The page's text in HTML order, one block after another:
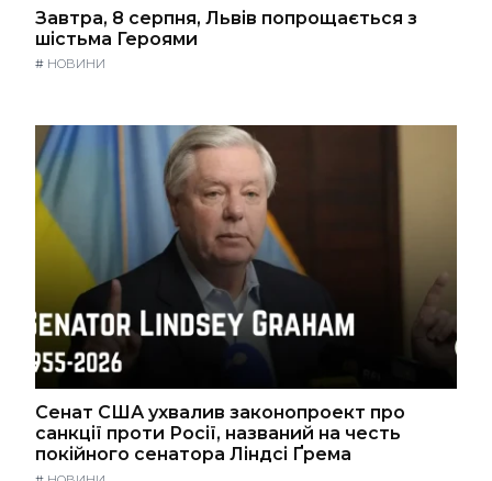
Завтра, 8 серпня, Львів попрощається з
шістьма Героями
# НОВИНИ
Сенат США ухвалив законопроект про
санкції проти Росії, названий на честь
покійного сенатора Ліндсі Ґрема